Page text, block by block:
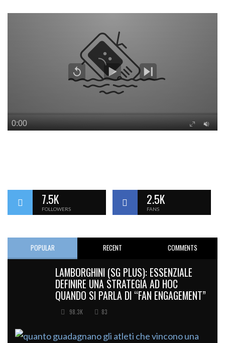
7.5K
FOLLOWERS
2.5K
FANS
POPULAR RECENT COMMENTS
LAMBORGHINI (SG PLUS): ESSENZIALE
DEFINIRE UNA STRATEGIA AD HOC
QUANDO SI PARLA DI “FAN ENGAGEMENT”
98.3K 83